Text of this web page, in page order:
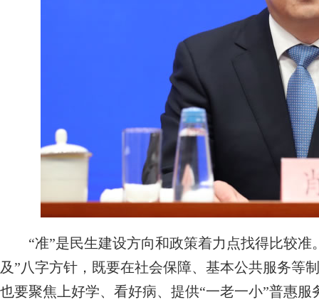
“准”是民生建设方向和政策着力点找得比较准
及”八字方针，既要在社会保障、基本公共服务等
也要聚焦上好学、看好病、提供“一老一小”普惠